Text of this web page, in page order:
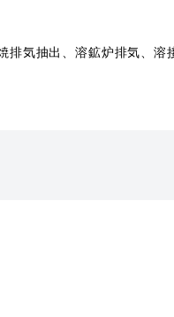
排気抽出、溶鉱炉排気、溶